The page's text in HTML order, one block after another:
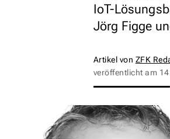
IoT-
Jörg Figge
Artikel von ZFK
veröffentlicht am